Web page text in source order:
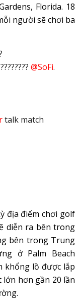
Florida. 18
người sẽ chơi ba
@SoFi.
talk match
địa điểm chơi golf
diễn ra bên trong
bên trong Trung
ở Palm Beach
khổng lồ được lắp
lớn hơn gần 20 lần